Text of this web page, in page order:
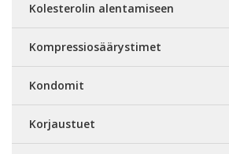
Kolesterolin alentamiseen
Kompressiosäärystimet
Kondomit
Korjaustuet